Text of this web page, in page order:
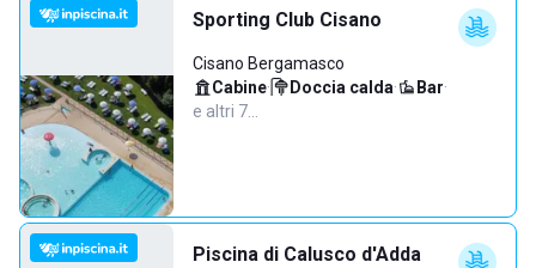
Sporting Club Cisano
Cisano Bergamasco
Cabine· Doccia calda· Bar·
e altri 7…
Piscina di Calusco d'Adda